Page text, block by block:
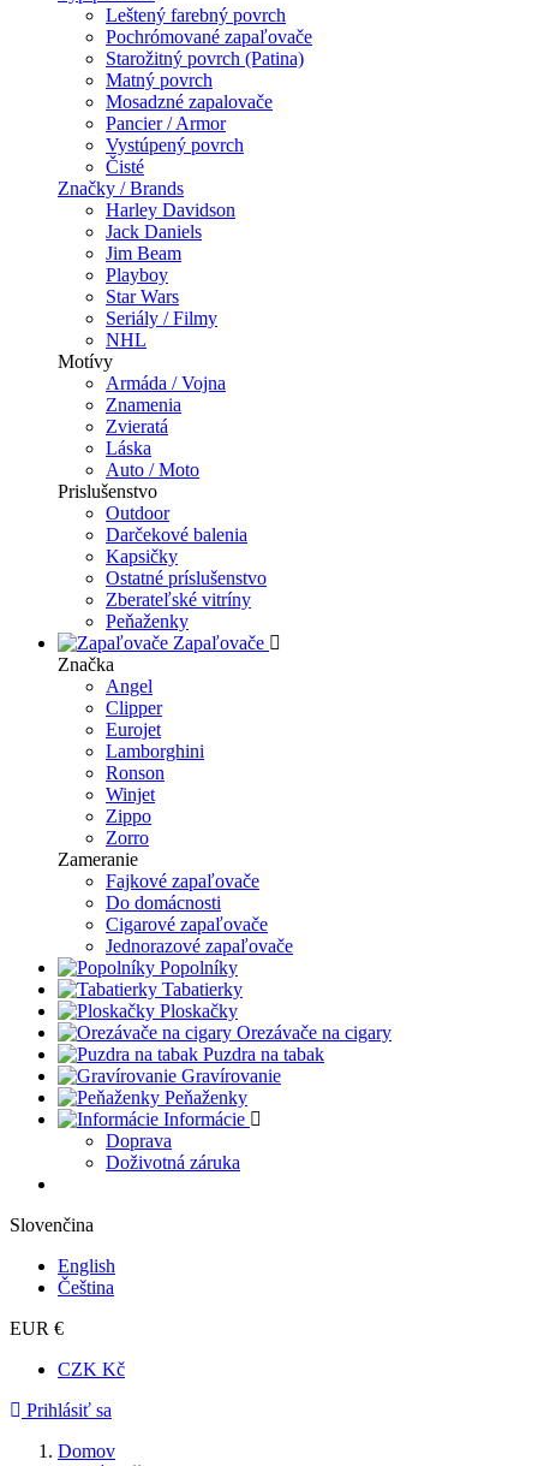
Leštený farebný povrch
Pochrómované zapaľovače
Starožitný povrch (Patina)
Matný povrch
Mosadzné zapalovače
Pancier / Armor
Vystúpený povrch
Čisté
Značky / Brands
Harley Davidson
Jack Daniels
Jim Beam
Playboy
Star Wars
Seriály / Filmy
NHL
Motívy
Armáda / Vojna
Znamenia
Zvieratá
Láska
Auto / Moto
Prislušenstvo
Outdoor
Darčekové balenia
Kapsičky
Ostatné príslušenstvo
Zberateľské vitríny
Peňaženky
Zapaľovače
Značka
Angel
Clipper
Eurojet
Lamborghini
Ronson
Winjet
Zippo
Zorro
Zameranie
Fajkové zapaľovače
Do domácnosti
Cigarové zapaľovače
Jednorazové zapaľovače
Popolníky
Tabatierky
Ploskačky
Orezávače na cigary
Puzdra na tabak
Gravírovanie
Peňaženky
Informácie
Doprava
Doživotná záruka
Slovenčina
English
Čeština
EUR €
CZK Kč
Prihlásiť sa
Domov